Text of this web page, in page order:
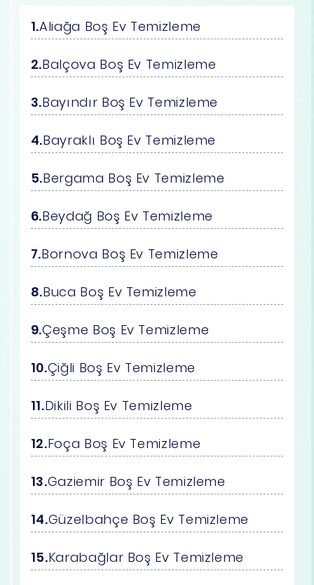
Aliağa Boş Ev Temizleme
Balçova Boş Ev Temizleme
Bayındır Boş Ev Temizleme
Bayraklı Boş Ev Temizleme
Bergama Boş Ev Temizleme
Beydağ Boş Ev Temizleme
Bornova Boş Ev Temizleme
Buca Boş Ev Temizleme
Çeşme Boş Ev Temizleme
Çiğli Boş Ev Temizleme
Dikili Boş Ev Temizleme
Foça Boş Ev Temizleme
Gaziemir Boş Ev Temizleme
Güzelbahçe Boş Ev Temizleme
Karabağlar Boş Ev Temizleme